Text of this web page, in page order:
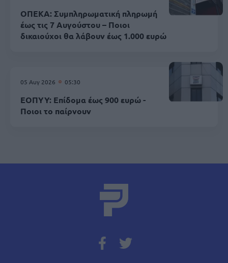
ΟΠΕΚΑ: Συμπληρωματική πληρωμή
έως τις 7 Αυγούστου – Ποιοι
δικαιούχοι θα λάβουν έως 1.000 ευρώ
05 Αυγ 2026 05:30
ΕΟΠΥΥ: Επίδομα έως 900 ευρώ -
Ποιοι το παίρνουν